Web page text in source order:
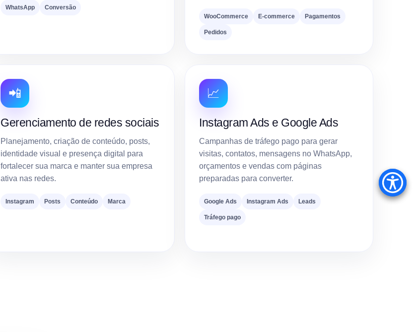
WhatsApp Conversão
WooCommerce E-commerce Pagamentos
Pedidos
📲
Gerenciamento de redes sociais
Planejamento, criação de conteúdo, posts,
identidade visual e presença digital para
fortalecer sua marca e manter sua empresa
ativa nas redes.
Instagram Posts Conteúdo Marca
📈
Instagram Ads e Google Ads
Campanhas de tráfego pago para gerar
visitas, contatos, mensagens no WhatsApp,
orçamentos e vendas com páginas
preparadas para converter.
Google Ads Instagram Ads Leads
Tráfego pago